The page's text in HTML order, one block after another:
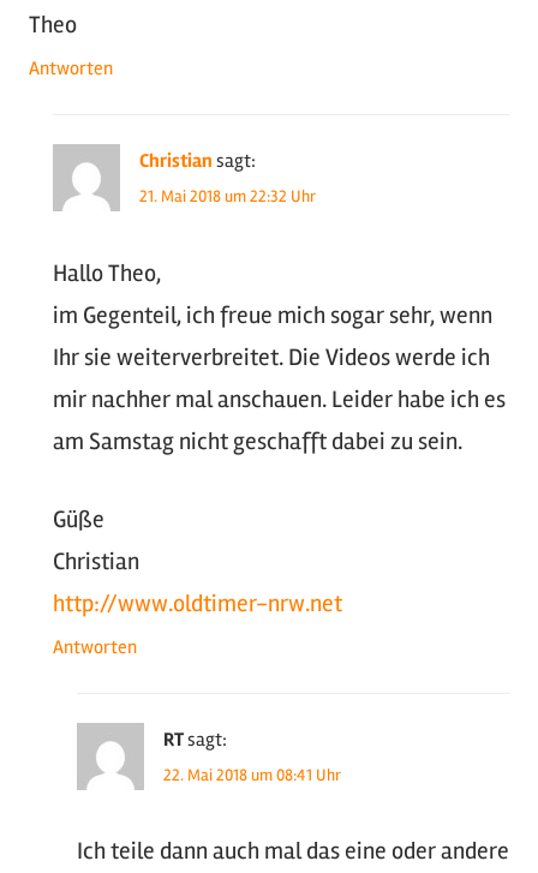
Theo
Antworten
Christian sagt:
21. Mai 2018 um 22:32 Uhr
Hallo Theo,
im Gegenteil, ich freue mich sogar sehr, wenn
Ihr sie weiterverbreitet. Die Videos werde ich
mir nachher mal anschauen. Leider habe ich es
am Samstag nicht geschafft dabei zu sein.
Güße
Christian
http://www.oldtimer-nrw.net
Antworten
RTsagt:
22. Mai 2018 um 08:41 Uhr
Ich teile dann auch mal das eine oder andere